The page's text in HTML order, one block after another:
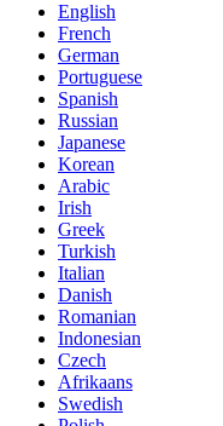
English
French
German
Portuguese
Spanish
Russian
Japanese
Korean
Arabic
Irish
Greek
Turkish
Italian
Danish
Romanian
Indonesian
Czech
Afrikaans
Swedish